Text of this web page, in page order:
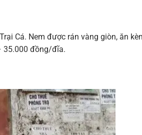
Cá. Nem được rán vàng giòn, ăn
35.000 đồng/đĩa.